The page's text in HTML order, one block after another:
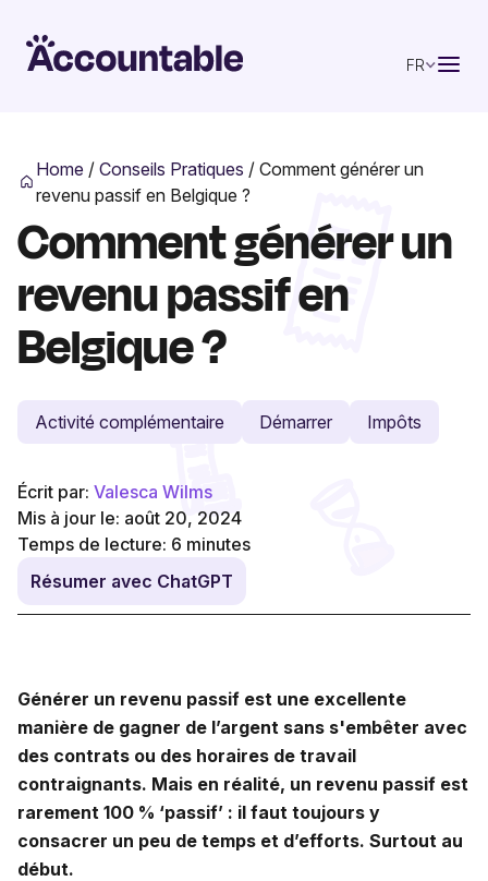
FR
Home /Conseils Pratiques /Comment générer un
revenu passif en Belgique ?
Comment générer un
revenu passif en
Belgique ?
Activité complémentaire Démarrer Impôts
Écrit par: Valesca Wilms
Mis à jour le: août 20, 2024
Temps de lecture: 6 minutes
Résumer avec ChatGPT
Générer un revenu passif est une excellente
manière de gagner de l’argent sans s'embêter avec
des contrats ou des horaires de travail
contraignants. Mais en réalité, un revenu passif est
rarement 100 % ‘passif’ : il faut toujours y
consacrer un peu de temps et d’efforts. Surtout au
début.